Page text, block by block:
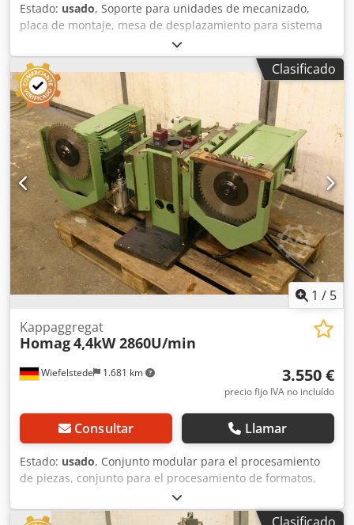
Estado: usado, Soporte para unidades de mecanizado,
placa de montaje, mesa de desplazamiento para sistema
modular de unidades de mecanizado, unidad de
mecanizado para el procesamiento de formatos, unidad de
mecanizado para el desbaste, unidad de fresado, unidad
de fresado de formas, unidad de fresado para juntas,
unidad de corte, perfiladora de doble extremo, máquina
para el procesamiento de cantos, motor de ranurado,
motor de desbaste, motor de fresado para máquina de
procesamiento de cantos. -Soporte para unidades de
mecanizado HOMAG para unidades de fresado. -Con guía
resistente. -Desplazamiento lateral. -Con contador. -Altura
de la mesa: 276 mm. -Superficie de la mesa: 1958 x 295
mm. -Grosor de la mesa: 18 mm. -Precio: por unidad. -
Cantidad: 2 unidades disponibles. -Dimensiones:
1958/295/A276 mm. -Peso: 208 kg. Cjdpsb Uhpajfx Am Toha
Clasificado
1 / 5
Wiefelstede 1.681 km
Kappaggregat
Homag4,4kW 2860U/min
3.550 €
precio fijo IVA no incluído
Consultar Llamar
Estado: usado, Conjunto modular para el procesamiento
de piezas, conjunto para el procesamiento de formatos,
conjunto de mecanizado, conjunto de fresado, conjunto de
fresado de formas, conjunto de fresado para juntas,